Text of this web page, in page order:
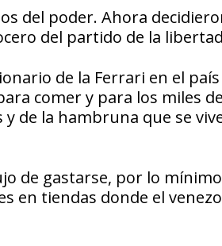
del poder. Ahora
del partido de la
de la Ferrari en el país
comer y para los miles de
de la hambruna que se
de gastarse, por lo
en tiendas donde el